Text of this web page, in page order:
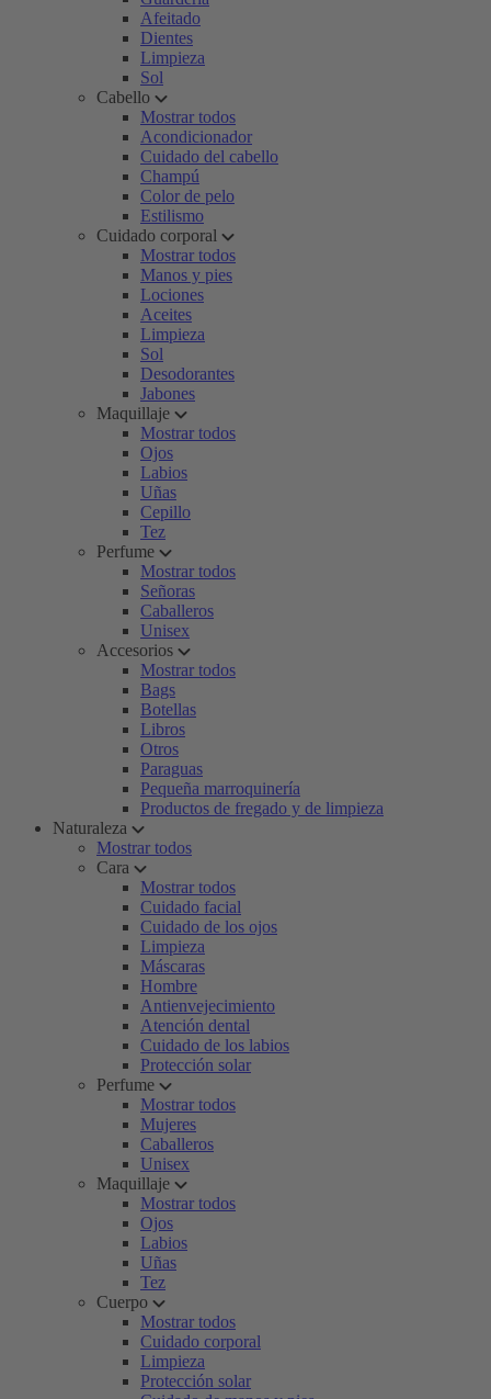
Afeitado
Dientes
Limpieza
Sol
Cabello
Mostrar todos
Acondicionador
Cuidado del cabello
Champú
Color de pelo
Estilismo
Cuidado corporal
Mostrar todos
Manos y pies
Lociones
Aceites
Limpieza
Sol
Desodorantes
Jabones
Maquillaje
Mostrar todos
Ojos
Labios
Uñas
Cepillo
Tez
Perfume
Mostrar todos
Señoras
Caballeros
Unisex
Accesorios
Mostrar todos
Bags
Botellas
Libros
Otros
Paraguas
Pequeña marroquinería
Productos de fregado y de limpieza
Naturaleza
Mostrar todos
Cara
Mostrar todos
Cuidado facial
Cuidado de los ojos
Limpieza
Máscaras
Hombre
Antienvejecimiento
Atención dental
Cuidado de los labios
Protección solar
Perfume
Mostrar todos
Mujeres
Caballeros
Unisex
Maquillaje
Mostrar todos
Ojos
Labios
Uñas
Tez
Cuerpo
Mostrar todos
Cuidado corporal
Limpieza
Protección solar